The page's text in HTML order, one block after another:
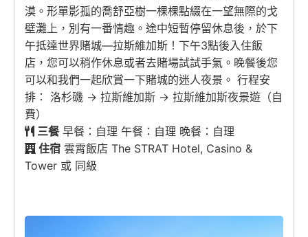
漠。形單影孤的喬舒亞樹一棵棵點綴在一望無際的戈
壁灘上，別有一番情趣。途中短暫停留休息後，於下
午抵達世界賭城—拉斯維加斯！下午3點後入住飯
店，您可以稍作休息或者去賭場試試手氣。晚餐後您
可以和我們一起欣賞一下賭城的迷人夜景。 行程安
排： 洛杉磯 → 拉斯維加斯 → 拉斯維加斯夜景遊（自
費）
三餐早餐：自理 午餐：自理 晚餐：自理
住宿 雲霄飯店 The STRAT Hotel, Casino &
Tower 或 同級